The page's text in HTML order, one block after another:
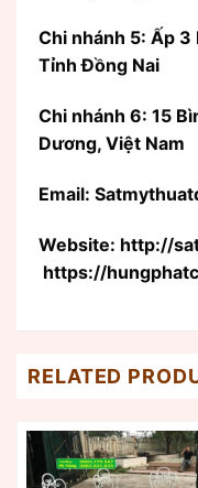
Chi nhánh 5: Ấp 3
Tỉnh Đồng Nai
Chi nhánh 6: 15
Dương, Việt Nam
Email:
Website: http://
https://
RELATED